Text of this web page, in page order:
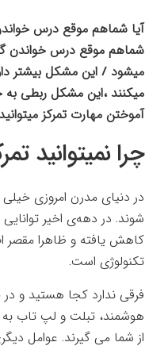
آیا شماهم موقع درس خواندن
شماهم موقع درس خواندن
میشود / این مشکل بیشتر
میکنند ،این مشکل ربطی
آموختن مهارت تمرکز
چرا نمیتوانید
در دنیای مدرن امروزی
شوند. در دهه‌ی اخیر
کاهش یافته و ظاهرا مقصر
تکنولوژی است.
فرقی ندارد کجا هستید و در
هوشمند، تبلت و لپ تاب به
از شما می گیرند. عوامل